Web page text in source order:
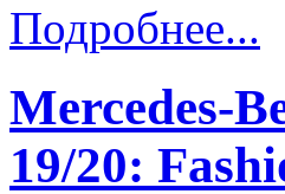
Подробнее...
Mercedes-
19/20: